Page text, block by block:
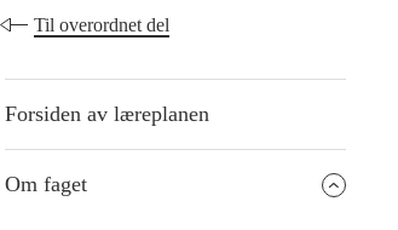
Til overordnet del
Forsiden av læreplanen
Om faget